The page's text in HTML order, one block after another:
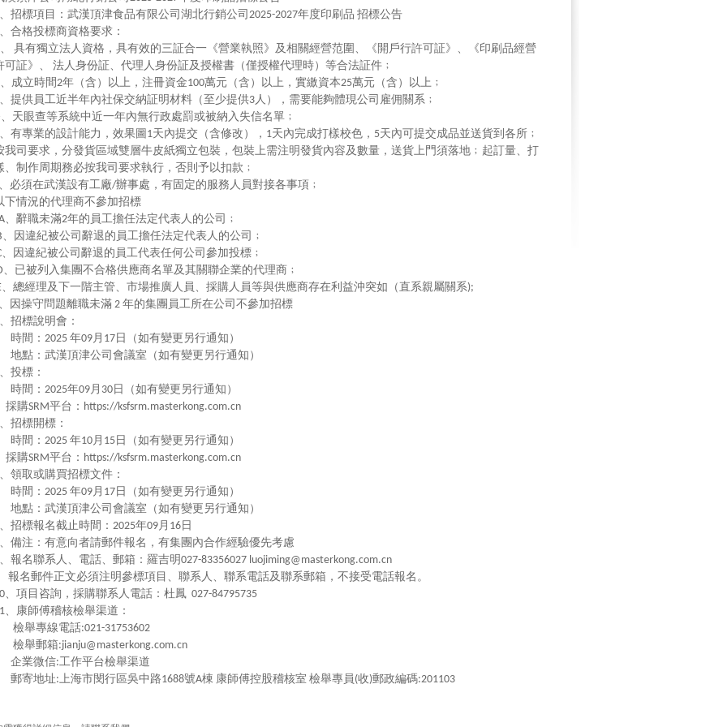
、招標項目：武漢頂津食品有限公司湖北行銷公司 2025-2027年度印刷品 招標公告
、合格投標商資格要求：
、
具有獨立法人資格，具有效的三証合一《營業執照》及相關經營范圍、《開戶行許可証》、《印刷品經營
可証》、
法人身份証、代理人身份証及授權書（僅授權代理時）等合法証件﹔
、成立時間2年（含）以上，注冊資金100萬元（含）以上，實繳資本25萬元（含）以上﹔
、提供員工近半年內社保交納証明材料（至少提供3人），需要能夠體現公司雇佣關系﹔
、天眼查等系統中近一年內無行政處罰或被納入失信名單﹔
、有專業的設計能力，效果圖 1天內提交（含修改）， 1天內完成打樣校色， 5天內可提交成品並送貨到各所﹔
我司要求，分發貨區域雙層牛皮紙獨立包裝，包裝上需注明發貨內容及數量，送貨上門須落地﹔起訂量、打
、制作周期務必按我司要求執行，否則予以扣款﹔
、必須在武漢設有工廠/辦事處，有固定的服務人員對接各事項﹔
下情況的代理商不參加招標
、辭職未滿2年的員工擔任法定代表人的公司﹔
、因違紀被公司辭退的員工擔任法定代表人的公司﹔
、因違紀被公司辭退的員工代表任何公司參加投標﹔
、已被列入集團不合格供應商名單及其關聯企業的代理商﹔
、總經理及下一階主管、市場推廣人員、採購人員等與供應商存在利益沖突如（直系親屬關系);
、因操守問題離職未滿 2 年的集團員工所在公司不參加招標
、招標說明會：
時間： 2025 年09月 17 日（如有變更另行通知）
地點：武漢頂津公司會議室（如有變更另行通知）
、投標：
時間： 2025年09月 30 日（如有變更另行通知）
採購SRM平台： https://ksfsrm.masterkong.com.cn
、招標開標：
時間： 2025 年10月 15 日（如有變更另行通知）
採購SRM平台： https://ksfsrm.masterkong.com.cn
、領取或購買招標文件：
時間： 2025 年09月 17 日（如有變更另行通知）
地點：武漢頂津公司會議室（如有變更另行通知）
、招標報名截止時間： 2025年09月 16 日
、備注：有意向者請郵件報名，有集團內合作經驗優先考慮
、報名聯系人、電話、郵箱：羅吉明027-83356027 luojiming@masterkong.com.cn
報名郵件正文必須注明參標項目、聯系人、聯系電話及聯系郵箱，不接受電話報名。
、項目咨詢，採購聯系人電話：杜鳳 027-84795735
、康師傅稽核檢舉渠道：
檢舉專線電話:021-31753602
檢舉郵箱:jianju@masterkong.com.cn
企業微信:工作平台檢舉渠道
郵寄地址:上海市閔行區吳中路1688號A棟 康師傅控股稽核室 檢舉專員 (收)郵政編碼:201103